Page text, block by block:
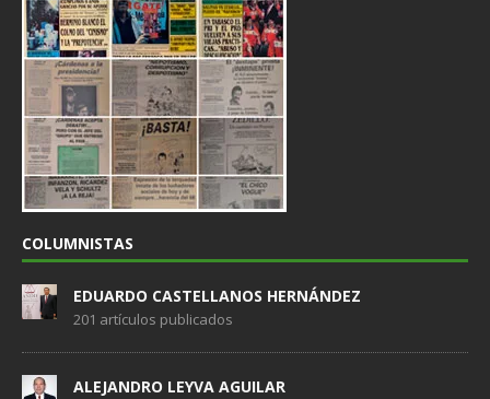
COLUMNISTAS
EDUARDO CASTELLANOS HERNÁNDEZ
201 artículos publicados
ALEJANDRO LEYVA AGUILAR